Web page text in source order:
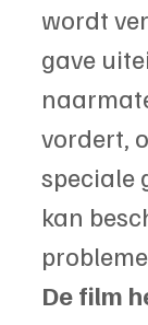
wordt
gave
vordert,
speciale
kan
De film